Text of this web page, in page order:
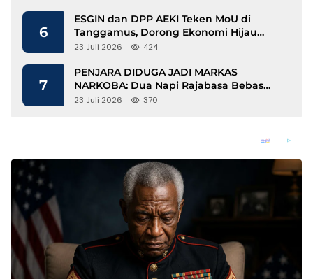
6
ESGIN dan DPP AEKI Teken MoU di
Tanggamus, Dorong Ekonomi Hijau
Berbasis Kopi dan Perdagangan Karbon
23 Juli 2026 424
7
PENJARA DIDUGA JADI MARKAS
NARKOBA: Dua Napi Rajabasa Bebas
Gunakan HP, Muncul Dugaan
23 Juli 2026 370